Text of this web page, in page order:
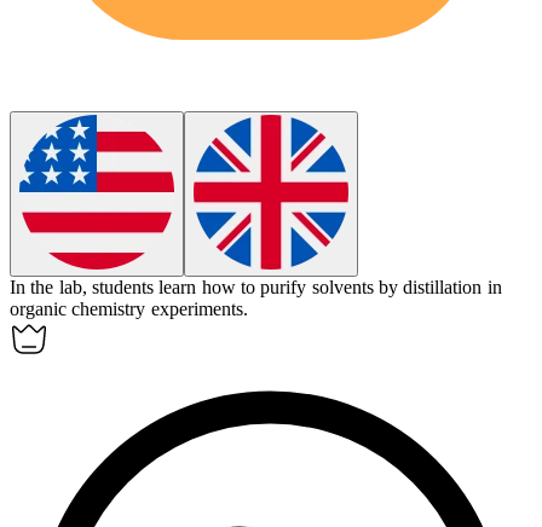
In the lab, students learn how topurify solvents by distillation in
organic chemistry experiments.